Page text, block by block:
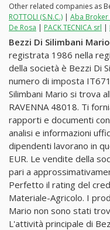
Other related companies as
ROTTOLI (S.N.C.) | Aba Broker
De Rosa | PACK TECNICA srl |
Bezzi Di Silimbani Mario
registrata 1986 nella
della società è Bezzi Di
numero di imposta
Silimbani Mario si trova
RAVENNA 48018. Ti
rapporti e documenti
analisi e informazioni
dipendenti lavorano in
EUR. Le vendite della
pari a
Perfetto il rating del
Materiale-Agricolo. I
Mario non sono stati
L'attività principale di